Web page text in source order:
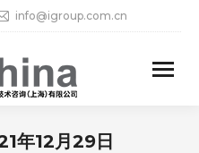
info@igroup.com.cn
年12月29日